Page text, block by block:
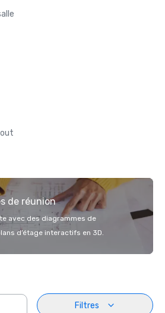
de réunion
avec des diagrammes de
d’étage interactifs en 3D.
Filtres